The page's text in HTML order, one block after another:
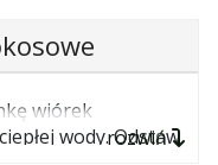
wiórek
wody. Odstaw
rozwiń